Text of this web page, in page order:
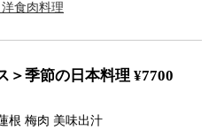
食肉料理
＞季節の日本料理 ¥7700
根 梅肉 美味出汁